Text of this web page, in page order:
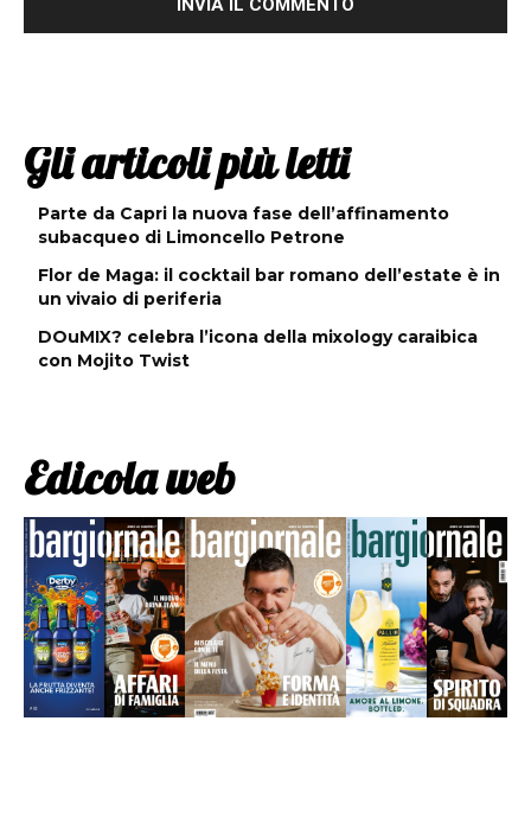
Gli articoli più letti
Parte da Capri la nuova fase dell’affinamento
subacqueo di Limoncello Petrone
Flor de Maga: il cocktail bar romano dell’estate è in
un vivaio di periferia
DOuMIX? celebra l’icona della mixology caraibica
con Mojito Twist
Edicola web